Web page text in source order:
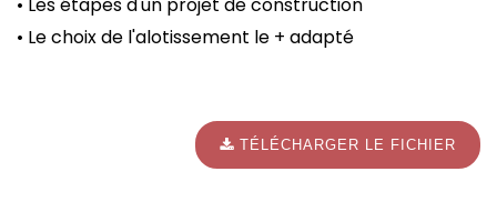
• Le choix de l'alotissement le + adapté
TÉLÉCHARGER LE FICHIER